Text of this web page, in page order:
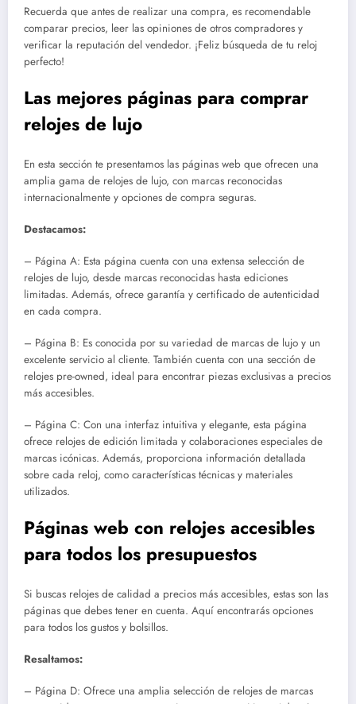
Recuerda que antes de realizar una compra, es recomendable
comparar precios, leer las opiniones de otros compradores y
verificar la reputación del vendedor. ¡Feliz búsqueda de tu reloj
perfecto!
Las mejores páginas para comprar
relojes de lujo
En esta sección te presentamos las páginas web que ofrecen una
amplia gama de relojes de lujo, con marcas reconocidas
internacionalmente y opciones de compra seguras.
Destacamos:
– Página A: Esta página cuenta con una extensa selección de
relojes de lujo, desde marcas reconocidas hasta ediciones
limitadas. Además, ofrece garantía y certificado de autenticidad
en cada compra.
– Página B: Es conocida por su variedad de marcas de lujo y un
excelente servicio al cliente. También cuenta con una sección de
relojes pre-owned, ideal para encontrar piezas exclusivas a precios
más accesibles.
– Página C: Con una interfaz intuitiva y elegante, esta página
ofrece relojes de edición limitada y colaboraciones especiales de
marcas icónicas. Además, proporciona información detallada
sobre cada reloj, como características técnicas y materiales
utilizados.
Páginas web con relojes accesibles
para todos los presupuestos
Si buscas relojes de calidad a precios más accesibles, estas son las
páginas que debes tener en cuenta. Aquí encontrarás opciones
para todos los gustos y bolsillos.
Resaltamos:
– Página D: Ofrece una amplia selección de relojes de marcas